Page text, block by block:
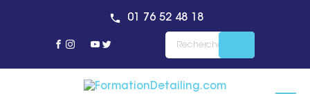
01 76 52 48 18